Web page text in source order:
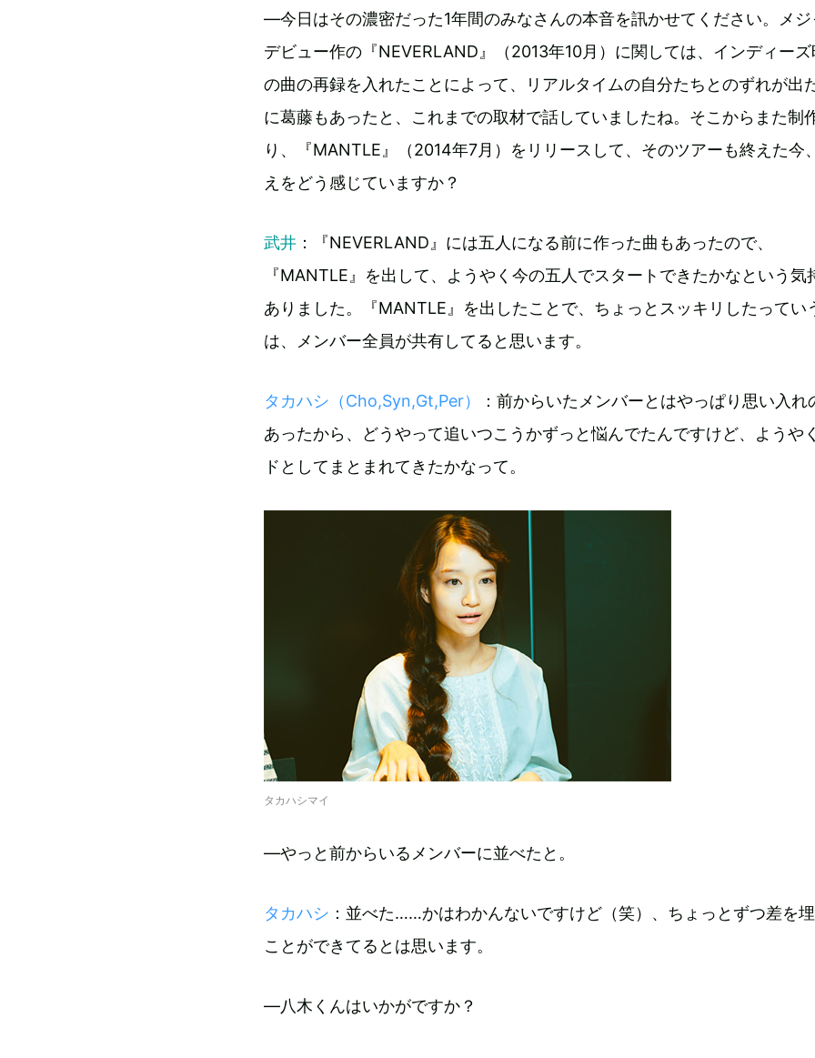
―今日はその濃密だった1年間のみなさんの本音を訊かせてください。メジ
デビュー作の『NEVERLAND』（2013年10月）に関しては、インディー
の曲の再録を入れたことによって、リアルタイムの自分たちとのずれが出
に葛藤もあったと、これまでの取材で話していましたね。そこからまた制
り、『MANTLE』（2014年7月）をリリースして、そのツアーも終えた今
えをどう感じていますか？
武井 ：『NEVERLAND』には五人になる前に作った曲もあったので、
『MANTLE』を出して、ようやく今の五人でスタートできたかなという気
ありました。『MANTLE』を出したことで、ちょっとスッキリしたってい
は、メンバー全員が共有してると思います。
タカハシ（Cho,Syn,Gt,Per）
：前からいたメンバーとはやっぱり思い入れ
あったから、どうやって追いつこうかずっと悩んでたんですけど、ようや
ドとしてまとまれてきたかなって。
タカハシマイ
―やっと前からいるメンバーに並べたと。
タカハシ ：並べた……かはわかんないですけど（笑）、ちょっとずつ差を
ことができてるとは思います。
―八木くんはいかがですか？